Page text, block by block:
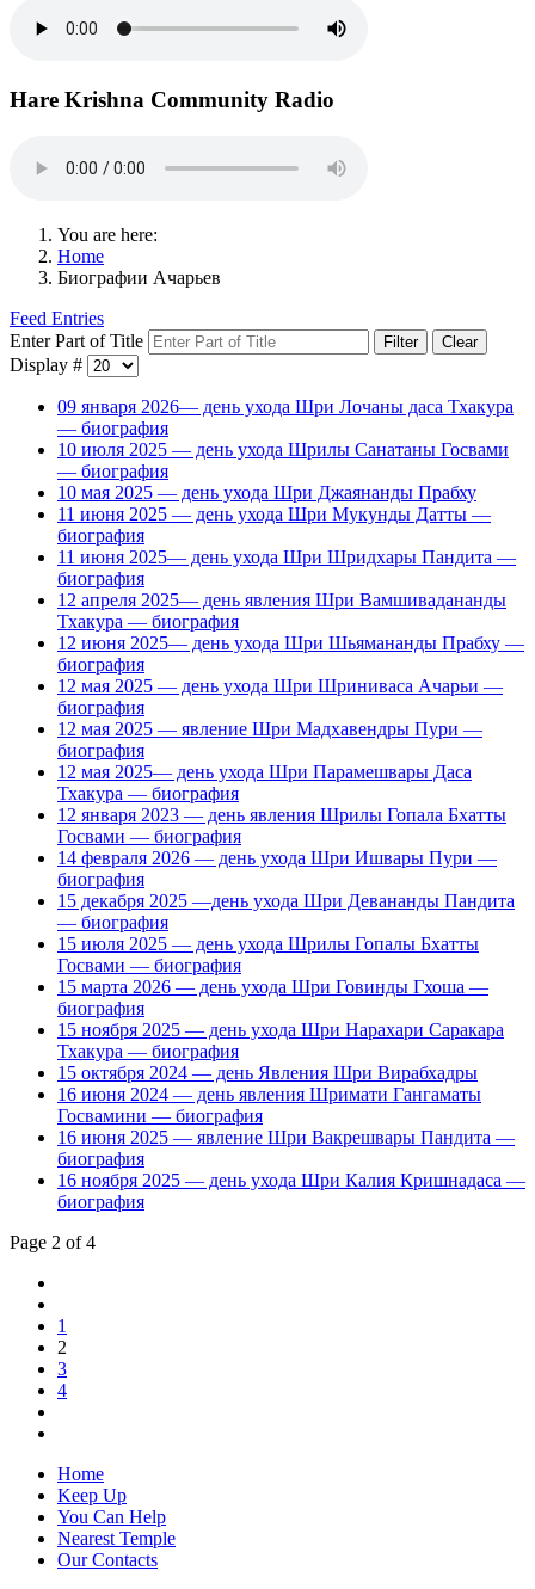
Hare Krishna Community Radio
You are here:
Home
Биографии Ачарьев
Feed Entries
Enter Part of Title
Filter Clear
Display #
09 января 2026— день ухода Шри Лочаны даса Тхакура
— биография
10 июля 2025 — день ухода Шрилы Санатаны Госвами
— биография
10 мая 2025 — день ухода Шри Джаянанды Прабху
11 июня 2025 — день ухода Шри Мукунды Датты —
биография
11 июня 2025— день ухода Шри Шридхары Пандита —
биография
12 апреля 2025— день явления Шри Вамшивадананды
Тхакура — биография
12 июня 2025— день ухода Шри Шьямананды Прабху —
биография
12 мая 2025 — день ухода Шри Шриниваса Ачарьи —
биография
12 мая 2025 — явление Шри Мадхавендры Пури —
биография
12 мая 2025— день ухода Шри Парамешвары Даса
Тхакура — биография
12 января 2023 — день явления Шрилы Гопала Бхатты
Госвами — биография
14 февраля 2026 — день ухода Шри Ишвары Пури —
биография
15 декабря 2025 —день ухода Шри Девананды Пандита
— биография
15 июля 2025 — день ухода Шрилы Гопалы Бхатты
Госвами — биография
15 марта 2026 — день ухода Шри Говинды Гхоша —
биография
15 ноября 2025 — день ухода Шри Нарахари Саракара
Тхакура — биография
15 октября 2024 — день Явления Шри Вирабхадры
16 июня 2024 — день явления Шримати Гангаматы
Госвамини — биография
16 июня 2025 — явление Шри Вакрешвары Пандита —
биография
16 ноября 2025 — день ухода Шри Калия Кришнадаса —
биография
Page 2 of 4
1
2
3
4
Home
Keep Up
You Can Help
Nearest Temple
Our Contacts